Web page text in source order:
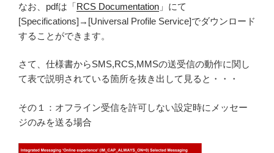
なお、pdfは「RCS Documentation 」にて
[Specifications]→[Universal Profile Service]でダウンロード
することができます。
さて、仕様書からSMS,RCS,MMSの送受信の動作に関し
て表で説明されている箇所を抜き出して見ると・・・
その１：オフライン受信を許可しない設定時にメッセー
ジのみを送る場合